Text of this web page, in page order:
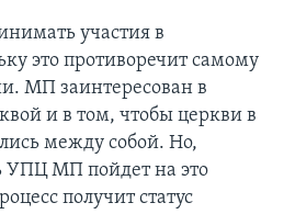
участия в
это противоречит самому
МП заинтересован в
и в том, чтобы церкви в
между собой. Но,
УПЦ МП пойдет на это
получит статус